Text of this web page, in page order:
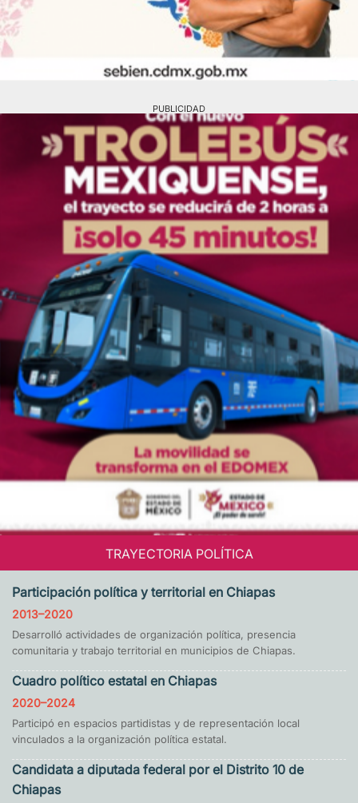
PUBLICIDAD
TRAYECTORIA POLÍTICA
Participación política y territorial en Chiapas
2013–2020
Desarrolló actividades de organización política, presencia
comunitaria y trabajo territorial en municipios de Chiapas.
Cuadro político estatal en Chiapas
2020–2024
Participó en espacios partidistas y de representación local
vinculados a la organización política estatal.
Candidata a diputada federal por el Distrito 10 de
Chiapas